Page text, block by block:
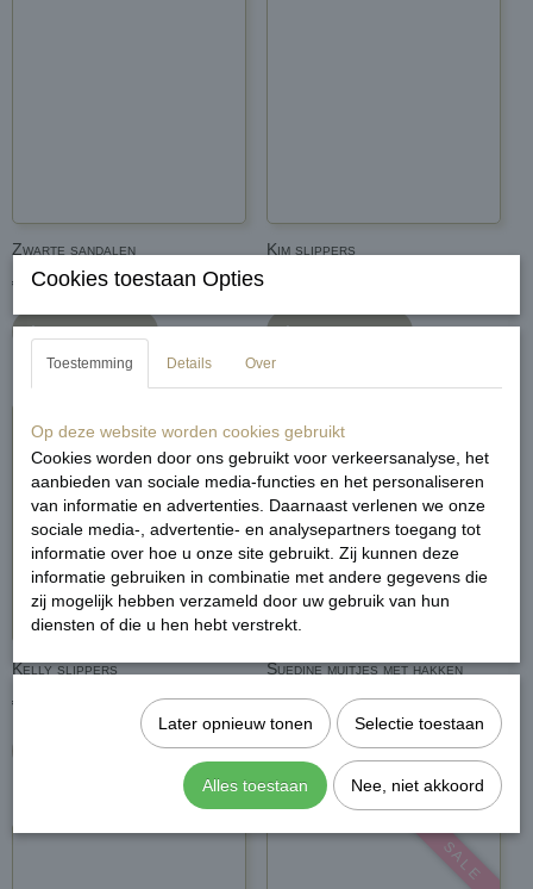
Zwarte sandalen
€ 29,99
In winkelwagen
Kim slippers
In winkelwagen
Kelly slippers
€ 19,99
UITVERKOCHT
Suedine muitjes met hakken
€ 29,99
In winkelwagen
S A L E
Cookies toestaan Opties
Toestemming Details Over
Op deze website worden cookies gebruikt
Cookies worden door ons gebruikt voor verkeersanalyse, het
aanbieden van sociale media-functies en het personaliseren
van informatie en advertenties. Daarnaast verlenen we onze
sociale media-, advertentie- en analysepartners toegang tot
informatie over hoe u onze site gebruikt. Zij kunnen deze
informatie gebruiken in combinatie met andere gegevens die
zij mogelijk hebben verzameld door uw gebruik van hun
diensten of die u hen hebt verstrekt.
Later opnieuw tonen Selectie toestaan
Alles toestaan Nee, niet akkoord